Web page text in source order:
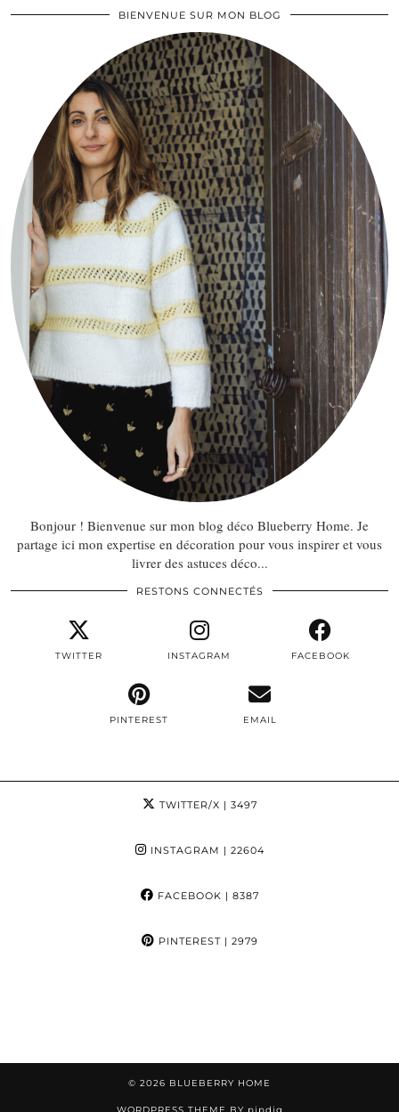
BIENVENUE SUR MON BLOG
Bonjour ! Bienvenue sur mon blog déco Blueberry Home. Je
partage ici mon expertise en décoration pour vous inspirer et vous
livrer des astuces déco...
RESTONS CONNECTÉS
TWITTER INSTAGRAM FACEBOOK
PINTEREST EMAIL
TWITTER/X | 3497
INSTAGRAM | 22604
FACEBOOK | 8387
PINTEREST| 2979
© 2026 BLUEBERRY HOME